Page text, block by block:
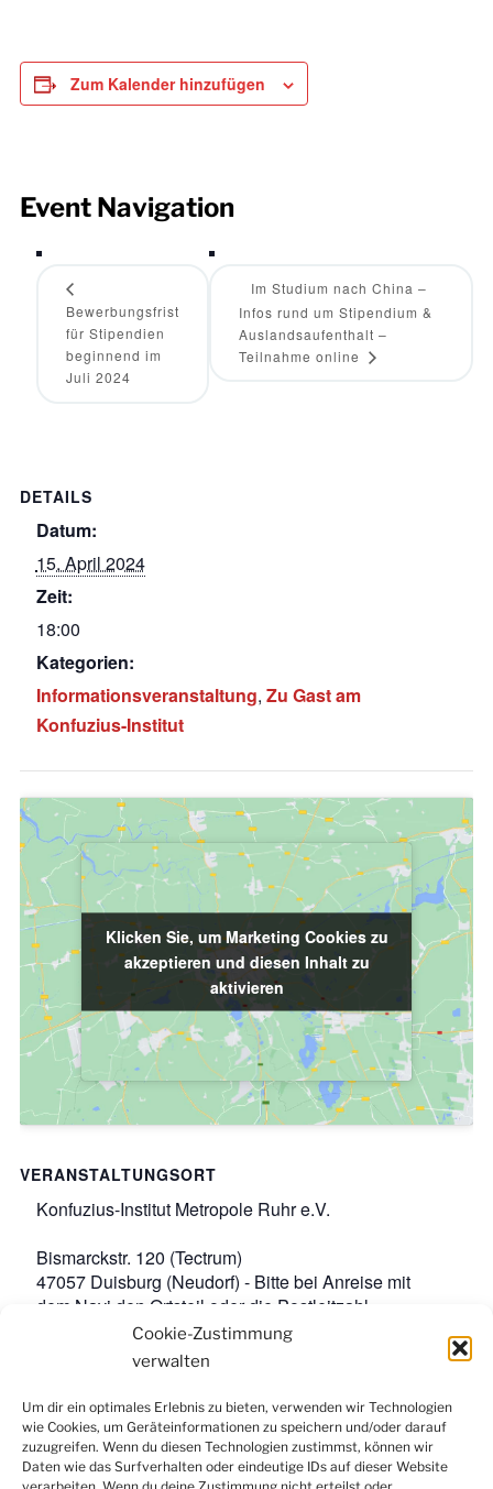
Cookie-Zustimmung
verwalten
Um dir ein optimales Erlebnis zu bieten, verwenden wir Technologien
wie Cookies, um Geräteinformationen zu speichern und/oder darauf
zuzugreifen. Wenn du diesen Technologien zustimmst, können wir
Daten wie das Surfverhalten oder eindeutige IDs auf dieser Website
Zum Kalender hinzufügen
DETAILS
Datum:
15. April 2024
Zeit:
18:00
Kategorien:
Informationsveranstaltung, Zu Gast am
Konfuzius-Institut
VERANSTALTUNGSORT
Konfuzius-Institut Metropole Ruhr e.V.
Bismarckstr. 120 (Tectrum)
47057 Duisburg (Neudorf) - Bitte bei Anreise mit
dem Navi den Ortsteil oder die Postleitzahl
Google-Karte anzeigen
Veranstaltungsort-Website anzeigen
Klicken Sie, um Marketing Cookies zu
akzeptieren und diesen Inhalt zu
aktivieren
Klicken Sie, um Marketing Cookies zu
akzeptieren und diesen Inhalt zu
aktivieren
Event Navigation
Bewerbungsfrist
für Stipendien
beginnend im
Juli 2024
Im Studium nach China –
Infos rund um Stipendium &
Auslandsaufenthalt –
Teilnahme online
Facebook Instagram LinkedIn
YouTube
Newsletter